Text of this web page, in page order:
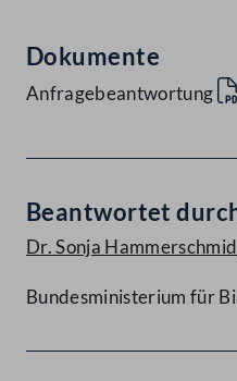
Dokumente
Anfragebeantwortung
Beantwortet
Dr. Sonja Hammerschmid
Bundesministerium für